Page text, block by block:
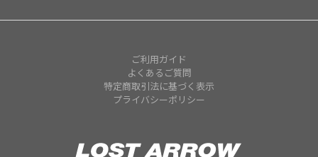
ご利用ガイド
よくあるご質問
特定商取引法に基づく表示
プライバシーポリシー